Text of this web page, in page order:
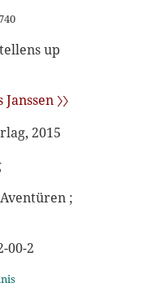
up
〉〉
2015
;
00-2